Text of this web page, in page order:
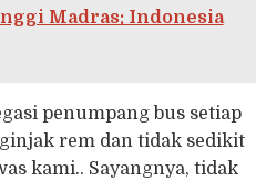
Madras: Indonesia
penumpang bus setiap
rem dan tidak sedikit
kami.. Sayangnya, tidak